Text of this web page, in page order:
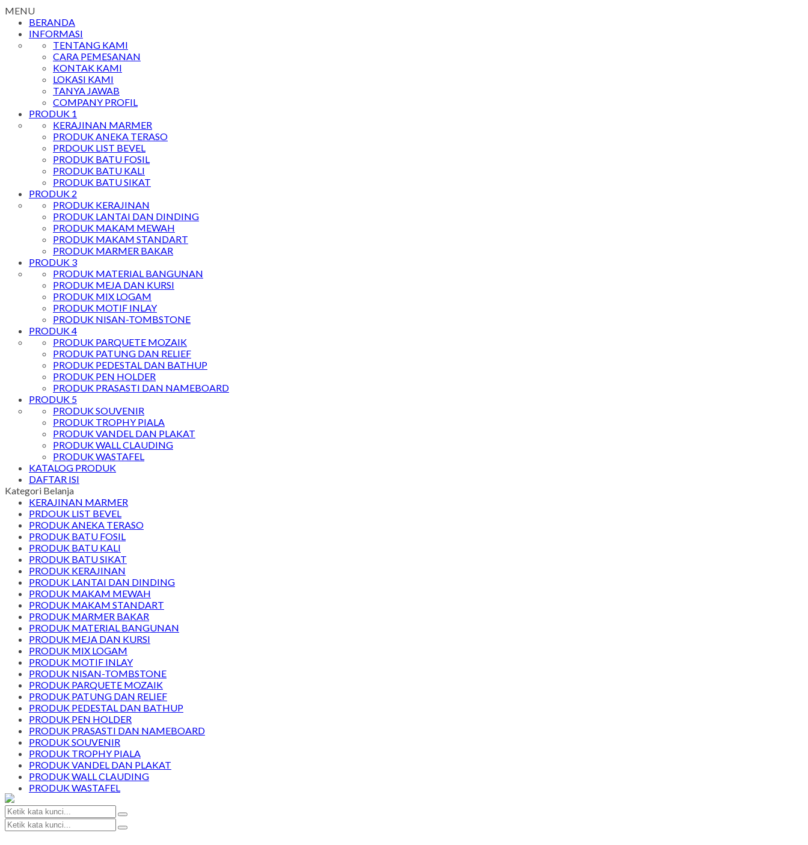
MENU
BERANDA
INFORMASI
TENTANG KAMI
CARA PEMESANAN
KONTAK KAMI
LOKASI KAMI
TANYA JAWAB
COMPANY PROFIL
PRODUK 1
KERAJINAN MARMER
PRODUK ANEKA TERASO
PRDOUK LIST BEVEL
PRODUK BATU FOSIL
PRODUK BATU KALI
PRODUK BATU SIKAT
PRODUK 2
PRODUK KERAJINAN
PRODUK LANTAI DAN DINDING
PRODUK MAKAM MEWAH
PRODUK MAKAM STANDART
PRODUK MARMER BAKAR
PRODUK 3
PRODUK MATERIAL BANGUNAN
PRODUK MEJA DAN KURSI
PRODUK MIX LOGAM
PRODUK MOTIF INLAY
PRODUK NISAN-TOMBSTONE
PRODUK 4
PRODUK PARQUETE MOZAIK
PRODUK PATUNG DAN RELIEF
PRODUK PEDESTAL DAN BATHUP
PRODUK PEN HOLDER
PRODUK PRASASTI DAN NAMEBOARD
PRODUK 5
PRODUK SOUVENIR
PRODUK TROPHY PIALA
PRODUK VANDEL DAN PLAKAT
PRODUK WALL CLAUDING
PRODUK WASTAFEL
KATALOG PRODUK
DAFTAR ISI
Kategori Belanja
KERAJINAN MARMER
PRDOUK LIST BEVEL
PRODUK ANEKA TERASO
PRODUK BATU FOSIL
PRODUK BATU KALI
PRODUK BATU SIKAT
PRODUK KERAJINAN
PRODUK LANTAI DAN DINDING
PRODUK MAKAM MEWAH
PRODUK MAKAM STANDART
PRODUK MARMER BAKAR
PRODUK MATERIAL BANGUNAN
PRODUK MEJA DAN KURSI
PRODUK MIX LOGAM
PRODUK MOTIF INLAY
PRODUK NISAN-TOMBSTONE
PRODUK PARQUETE MOZAIK
PRODUK PATUNG DAN RELIEF
PRODUK PEDESTAL DAN BATHUP
PRODUK PEN HOLDER
PRODUK PRASASTI DAN NAMEBOARD
PRODUK SOUVENIR
PRODUK TROPHY PIALA
PRODUK VANDEL DAN PLAKAT
PRODUK WALL CLAUDING
PRODUK WASTAFEL